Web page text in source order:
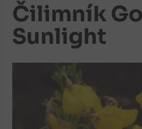
Čilimník
Sunlight